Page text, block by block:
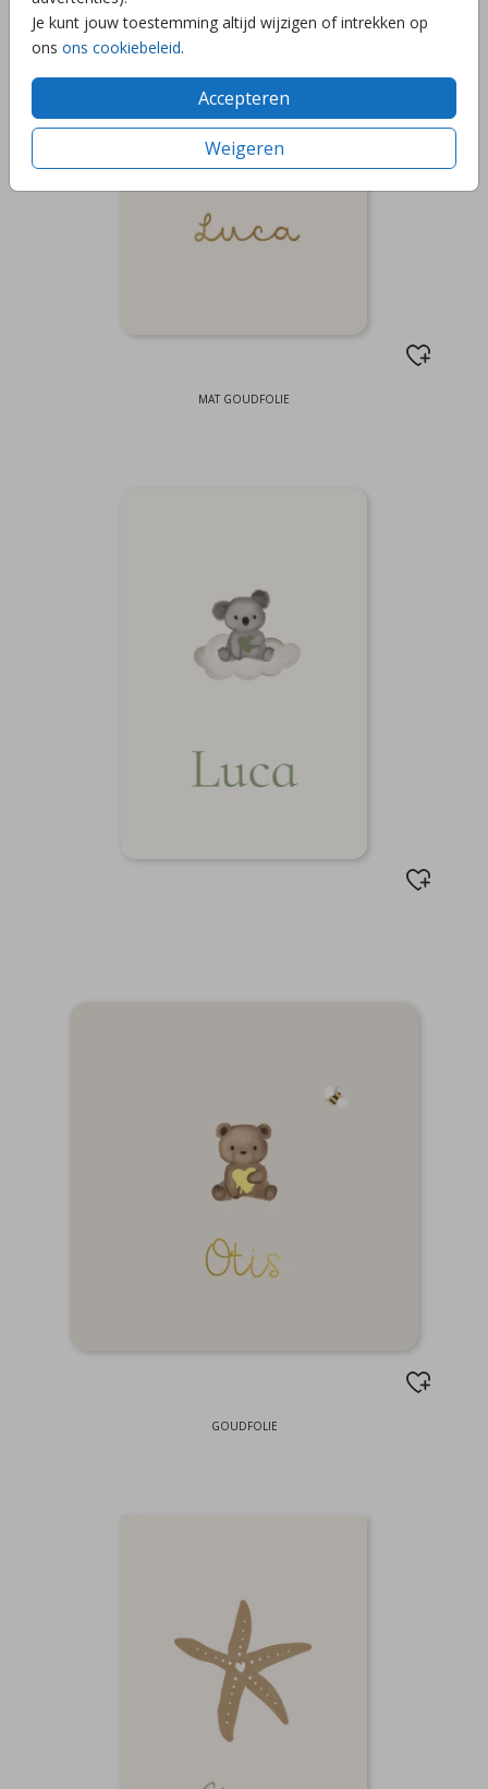
Je kunt jouw toestemming altijd wijzigen of intrekken op
ons ons cookiebeleid.
Accepteren
Weigeren
MAT GOUDFOLIE
GOUDFOLIE